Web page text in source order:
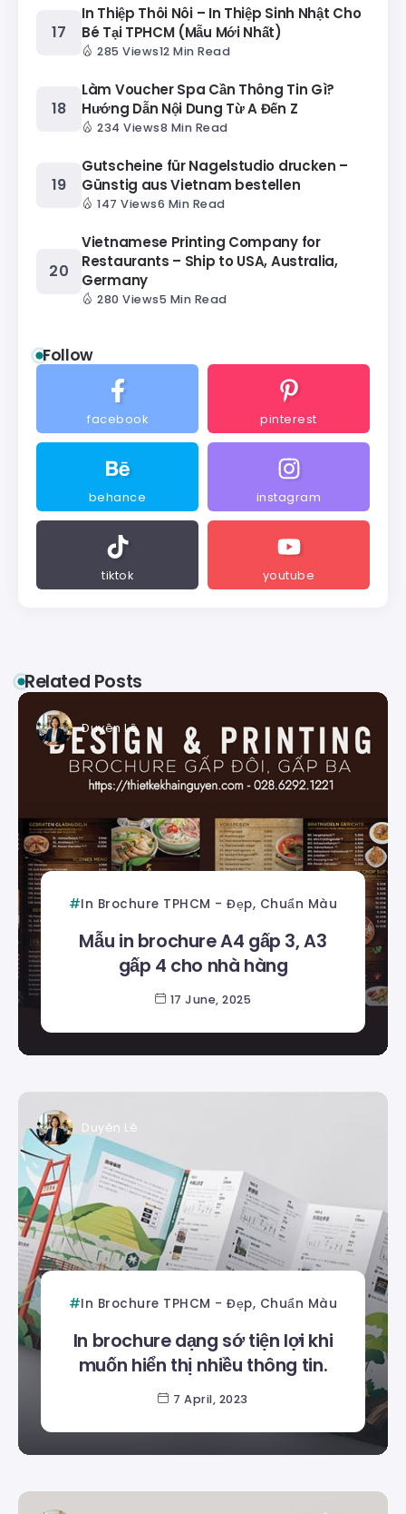
In Thiệp Thôi Nôi – In Thiệp Sinh Nhật Cho
Bé Tại TPHCM (Mẫu Mới Nhất)
285 Views12 Min Read
Làm Voucher Spa Cần Thông Tin Gì?
Hướng Dẫn Nội Dung Từ A Đến Z
234 Views8 Min Read
Gutscheine für Nagelstudio drucken –
Günstig aus Vietnam bestellen
147 Views6 Min Read
Vietnamese Printing Company for
Restaurants – Ship to USA, Australia,
Germany
280 Views5 Min Read
Follow
facebook pinterest
behance instagram
tiktok youtube
Related Posts
Duyên Lê
In Brochure TPHCM - Đẹp, Chuẩn Màu
Mẫu in brochure A4 gấp 3, A3
gấp 4 cho nhà hàng
17 June, 2025
Duyên Lê
In Brochure TPHCM - Đẹp, Chuẩn Màu
In brochure dạng sớ tiện lợi khi
muốn hiển thị nhiều thông tin.
7 April, 2023